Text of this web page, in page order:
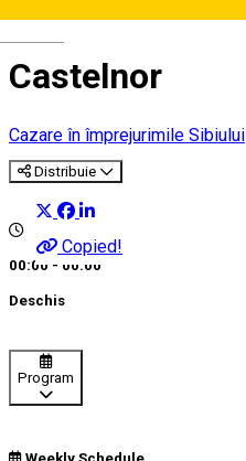
Castelnor
Cazare în împrejurimile Sibiului
Distribuie
Copied!
00:00 - 00:00
Deschis
Program